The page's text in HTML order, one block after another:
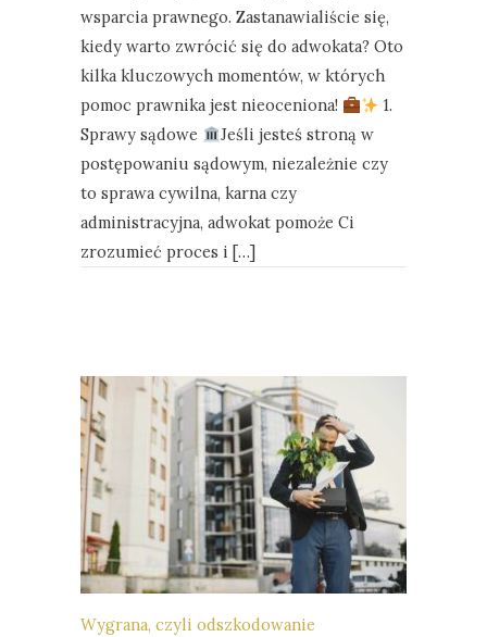
wsparcia prawnego. Zastanawialiście się,
kiedy warto zwrócić się do adwokata? Oto
kilka kluczowych momentów, w których
pomoc prawnika jest nieoceniona!
1.
Sprawy sądowe
Jeśli jesteś stroną w
postępowaniu sądowym, niezależnie czy
to sprawa cywilna, karna czy
administracyjna, adwokat pomoże Ci
zrozumieć proces i […]
Wygrana, czyli odszkodowanie